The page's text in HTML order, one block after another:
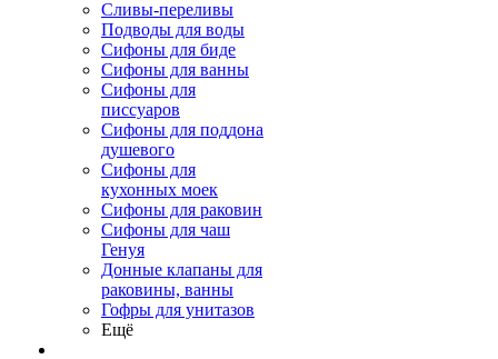
Сливы-переливы
Подводы для воды
Сифоны для биде
Сифоны для ванны
Сифоны для
писсуаров
Сифоны для поддона
душевого
Сифоны для
кухонных моек
Сифоны для раковин
Сифоны для чаш
Генуя
Донные клапаны для
раковины, ванны
Гофры для унитазов
Ещё